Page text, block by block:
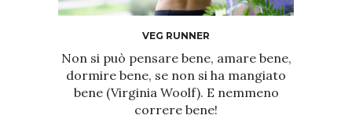
VEG RUNNER
Non si può pensare bene, amare bene,
dormire bene, se non si ha mangiato
bene (Virginia Woolf). E nemmeno
correre bene!